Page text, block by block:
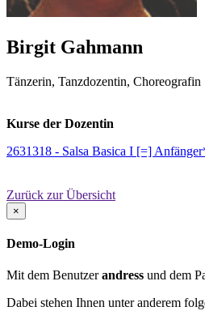
Birgit Gahmann
Tänzerin, Tanzdozentin, Choreografin
Kurse der Dozentin
2631318 - Salsa Basica I [=]
Zurück zur Übersicht
×
Demo-Login
Mit dem Benutzerandress und dem
Dabei stehen Ihnen unter anderem